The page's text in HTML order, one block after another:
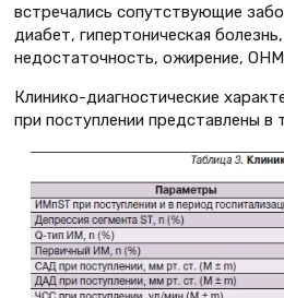
встречались сопутствующие
диабет, гипертоническая
недостаточность, ожирение,
Клинико-диагностические
при поступлении представлены в